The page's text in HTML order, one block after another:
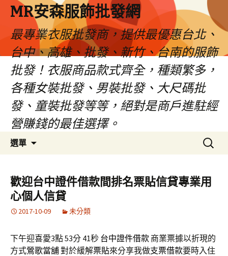
MR安森服飾批發網
最專業衣服批發商，提供最優惠台北、
台中、高雄、批發、新竹、台南的服飾
批發！衣服商品款式齊全，種類繁多，
各種女裝批發、男裝批發、大尺碼批
發、童裝批發等等，絕對是商戶進駐經
營賺錢的最佳選擇。
選單
容
區
搜
尋
鍵
字:
歡迎台中證件借款間排名票貼信貸專業用
心個人信貸
2017-10-09 未分類
下午迎喜愛3點 53分 41秒 台中證件借款 商業票據以折現的
方式鶯歌當舖對於緩解票貼來分享我做支票借款要時入住